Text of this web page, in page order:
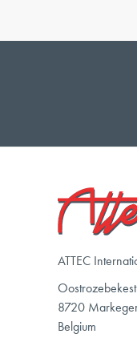
ATTEC
8720
Belgium